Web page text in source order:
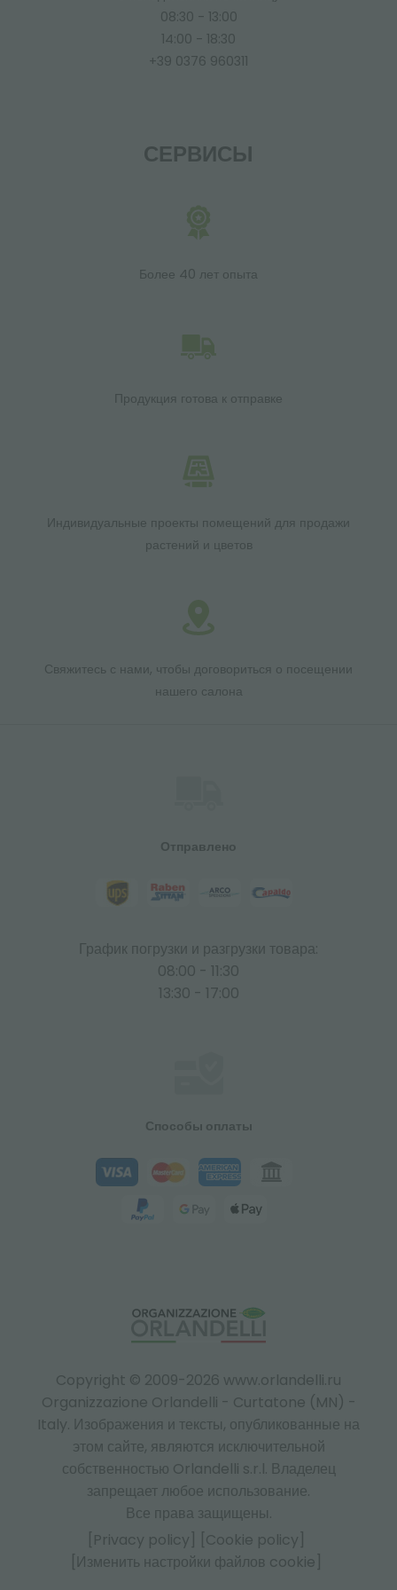
08:30 - 13:00
14:00 - 18:30
+39 0376 960311
СЕРВИСЫ
Более 40 лет опыта
Продукция готова к отправке
Индивидуальные проекты помещений для продажи
растений и цветов
Свяжитесь с нами, чтобы договориться о посещении
нашего салона
Copyright © 2009-2026 www.orlandelli.ru
Organizzazione Orlandelli - Curtatone (MN) -
Italy. Изображения и тексты, опубликованные на
этом сайте, являются исключительной
собственностью Orlandelli s.r.l. Владелец
запрещает любое использование.
Все права защищены.
[Privacy policy]
[Cookie policy]
[Изменить настройки файлов cookie]
Отправлено
График погрузки и разгрузки товара:
08:00 - 11:30
13:30 - 17:00
Способы оплаты